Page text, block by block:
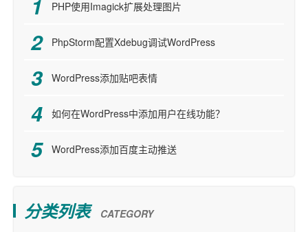
PHP使用Imagick扩展处理图片
PhpStorm配置Xdebug调试WordPress
WordPress添加贴吧表情
如何在WordPress中添加用户在线功能？
WordPress添加百度主动推送
分类列表 CATEGORY